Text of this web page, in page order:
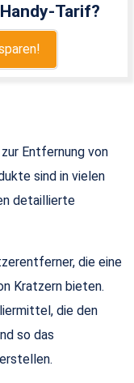
Tarif?
Entfernung von
sind in vielen
detaillierte
die eine
Kratzern bieten.
die den
so das